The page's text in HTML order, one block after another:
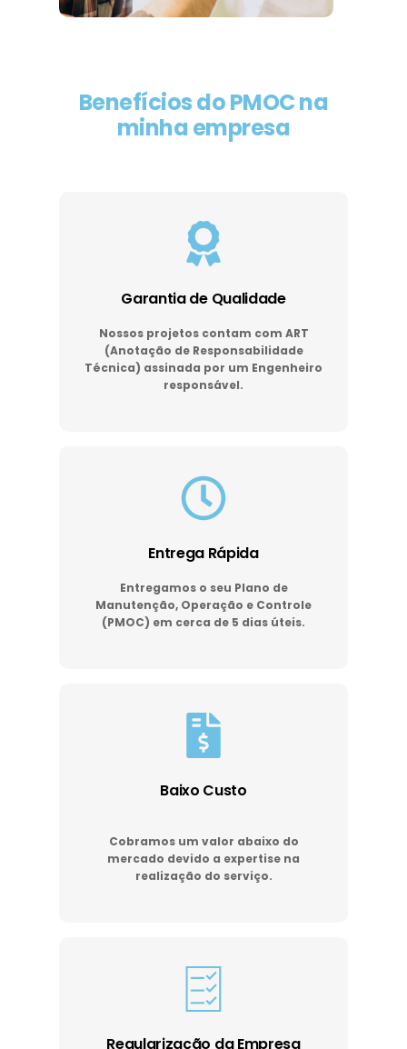
Benefícios do PMOC na
minha empresa
Garantia de Qualidade
Nossos projetos contam com ART
(Anotação de Responsabilidade
Técnica) assinada por um Engenheiro
responsável.
Entrega Rápida
Entregamos o seu Plano de
Manutenção, Operação e Controle
(PMOC) em cerca de 5 dias úteis.
Baixo Custo
Cobramos um valor abaixo do
mercado devido a expertise na
realização do serviço.
Regularização da Empresa